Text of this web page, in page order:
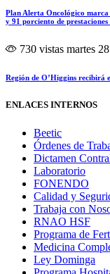
Plan Alerta Oncológico
y 91 porciento de prestaciones
730 vistas martes
Región de O’Higgins recibirá
ENLACES INTERNOS
Beetic
Órdenes de
Dictamen
Laboratorio
FONENDO
Calidad y
Trabaja con
RNAO HSF
Programa de
Medicina
Ley Dominga